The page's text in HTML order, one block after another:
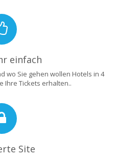
einfach
wo Sie gehen wollen Hotels in 4
Ihre Tickets erhalten..
Site